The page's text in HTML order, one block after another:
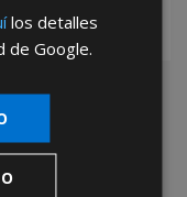
los detalles
de Google.